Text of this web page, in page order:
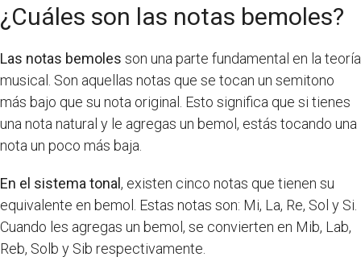
¿Cuáles son las notas bemoles?
Las notas bemoles son una parte fundamental en la teoría
musical. Son aquellas notas que se tocan un semitono
más bajo que su nota original. Esto significa que si tienes
una nota natural y le agregas un bemol, estás tocando una
nota un poco más baja.
En el sistema tonal , existen cinco notas que tienen su
equivalente en bemol. Estas notas son: Mi, La, Re, Sol y Si.
Cuando les agregas un bemol, se convierten en Mib, Lab,
Reb, Solb y Sib respectivamente.